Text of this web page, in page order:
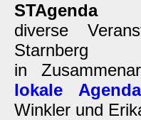
STAgenda
diverse
Starnberg
in
lokale
Winkler und